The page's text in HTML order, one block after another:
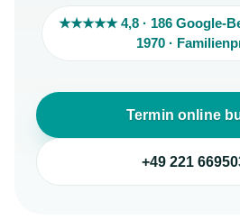
★★★★★ 4,8 · 186 Google-
1970 ·
Termin online
+49 221